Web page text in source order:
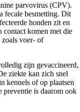
parvovirus (CPV).
fecale besmetting. Dit
honden zit en
contact komen met die
zoals voer- of
zijn gevaccineerd,
ziekte kan zich snel
kennels of op plaatsen
preventie is daarom ook